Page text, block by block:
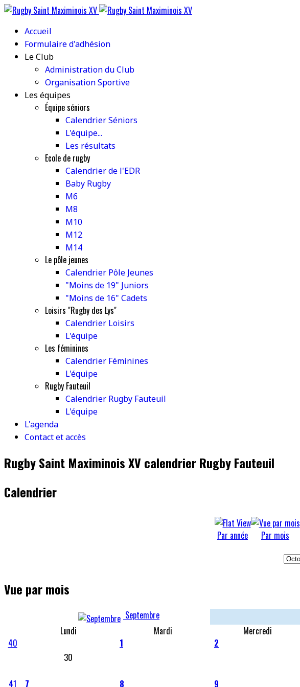
Accueil
Formulaire d'adhésion
Le Club
Administration du Club
Organisation Sportive
Les équipes
Équipe séniors
Calendrier Séniors
L'équipe...
Les résultats
Ecole de rugby
Calendrier de l'EDR
Baby Rugby
M6
M8
M10
M12
M14
Le pôle jeunes
Calendrier Pôle Jeunes
"Moins de 19" Juniors
"Moins de 16" Cadets
Loisirs "Rugby des Lys"
Calendrier Loisirs
L'équipe
Les féminines
Calendrier Féminines
L'équipe
Rugby Fauteuil
Calendrier Rugby Fauteuil
L'équipe
L'agenda
Contact et accès
Rugby Saint Maximinois XV calendrier Rugby Fauteuil
Calendrier
Par année Par mois
Vue par mois
Septembre
Lundi
Mardi Mercredi
40
30
1 2
41 7 8 9